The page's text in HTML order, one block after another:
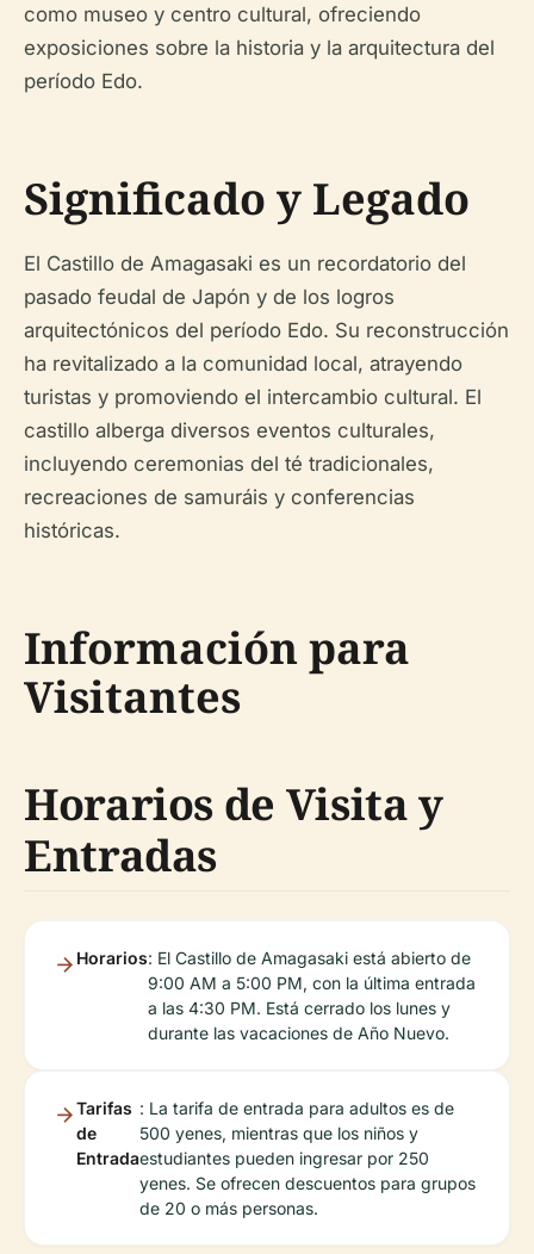
como museo y centro cultural, ofreciendo
exposiciones sobre la historia y la arquitectura del
período Edo.
Significado y Legado
El Castillo de Amagasaki es un recordatorio del
pasado feudal de Japón y de los logros
arquitectónicos del período Edo. Su reconstrucción
ha revitalizado a la comunidad local, atrayendo
turistas y promoviendo el intercambio cultural. El
castillo alberga diversos eventos culturales,
incluyendo ceremonias del té tradicionales,
recreaciones de samuráis y conferencias
históricas.
Información para
Visitantes
Horarios de Visita y
Entradas
Horarios: El Castillo de Amagasaki está abierto de
9:00 AM a 5:00 PM, con la última entrada
a las 4:30 PM. Está cerrado los lunes y
durante las vacaciones de Año Nuevo.
Tarifas
de
Entrada
: La tarifa de entrada para adultos es de
500 yenes, mientras que los niños y
estudiantes pueden ingresar por 250
yenes. Se ofrecen descuentos para grupos
de 20 o más personas.